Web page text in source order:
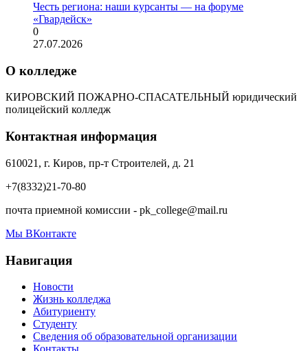
Честь региона: наши курсанты — на форуме
«Гвардейск»
0
27.07.2026
О колледже
КИРОВСКИЙ ПОЖАРНО-СПАСАТЕЛЬНЫЙ юридический
полицейский колледж
Контактная информация
610021, г. Киров, пр-т Строителей, д. 21
+7(8332)21-70-80
почта приемной комиссии - pk_college@mail.ru
Мы ВКонтакте
Навигация
Новости
Жизнь колледжа
Абитуриенту
Студенту
Сведения об образовательной организации